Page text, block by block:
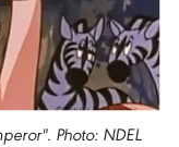
Photo: NDEL